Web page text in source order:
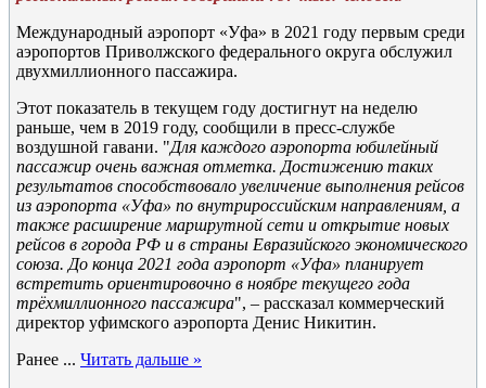
Международный аэропорт «Уфа» в 2021 году первым среди
аэропортов Приволжского федерального округа обслужил
двухмиллионного пассажира.
Этот показатель в текущем году достигнут на неделю
раньше, чем в 2019 году, сообщили в пресс-службе
воздушной гавани. "Для каждого аэропорта юбилейный
пассажир очень важная отметка. Достижению таких
результатов способствовало увеличение выполнения рейсов
из аэропорта «Уфа» по внутрироссийским направлениям, а
также расширение маршрутной сети и открытие новых
рейсов в города РФ и в страны Евразийского экономического
союза. До конца 2021 года аэропорт «Уфа» планирует
встретить ориентировочно в ноябре текущего года
трёхмиллионного пассажира", – рассказал коммерческий
директор уфимского аэропорта Денис Никитин.
Ранее ... Читать дальше »